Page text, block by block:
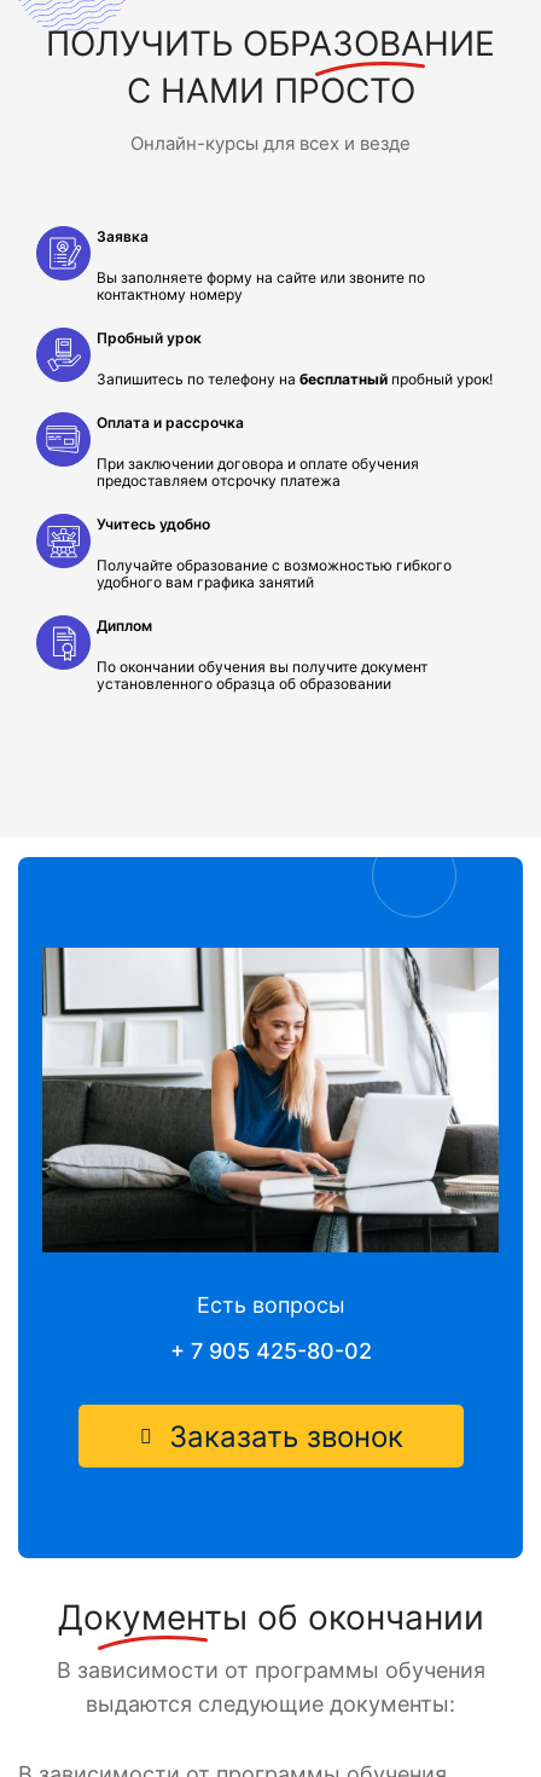
ПОЛУЧИТЬ ОБРАЗОВАНИЕ
С НАМИ ПРОСТО
Онлайн-курсы для всех и везде
Заявка
Вы заполняете форму на сайте или звоните по
контактному номеру
Пробный урок
Запишитесь по телефону на бесплатный пробный урок!
Оплата и рассрочка
При заключении договора и оплате обучения
предоставляем отсрочку платежа
Учитесь удобно
Получайте образование с возможностью гибкого
удобного вам графика занятий
Диплом
По окончании обучения вы получите документ
установленного образца об образовании
Есть вопросы
+ 7 905 425-80-02
Заказать звонок
Документы об окончании
В зависимости от программы обучения
выдаются следующие документы: